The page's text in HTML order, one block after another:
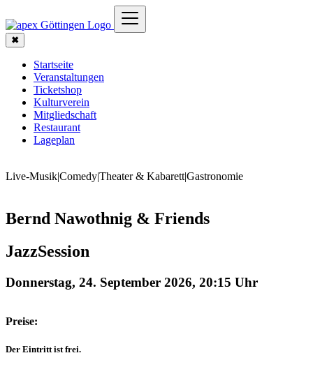
✖
Startseite
Veranstaltungen
Ticketshop
Kulturverein
Mitgliedschaft
Restaurant
Lageplan
Live-Musik|Comedy|Theater & Kabarett|Gastronomie
Bernd Nawothnig & Friends
JazzSession
Donnerstag, 24. September 2026, 20:15 Uhr
Preise:
Der Eintritt ist frei.